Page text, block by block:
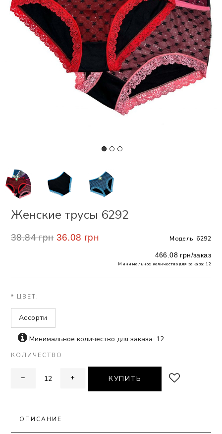
Женские трусы 6292
38.84 грн 36.08 грн Модель: 6292
466.08 грн/заказ
Минимальное количество для заказа: 12
* ЦВЕТ:
Ассорти
Минимальное количество для заказа: 12
КОЛИЧЕСТВО
− + КУПИТЬ
ОПИСАНИЕ